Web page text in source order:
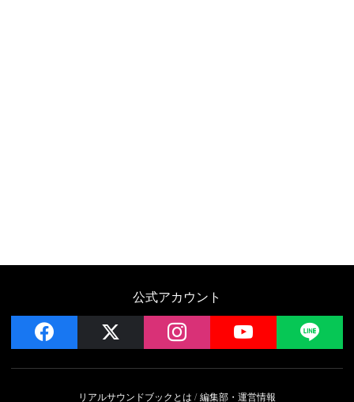
公式アカウント
facebook instagram YouTube
リアルサウンドブックとは 編集部・運営情報